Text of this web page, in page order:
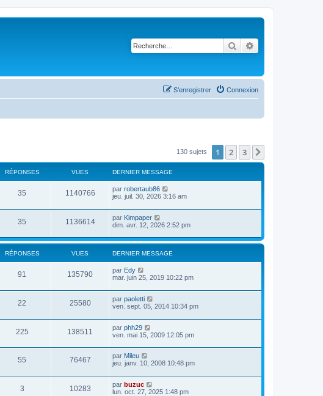
Rechercher
Connexion
S’enregistrer
130 sujets 1 2 3
RÉPONSES VUES DERNIER MESSAGE
35 1140766 par robertaub86
jeu. juil. 30, 2026 3:16 am
35 1136614 par Kimpaper
dim. avr. 12, 2026 2:52 pm
RÉPONSES VUES DERNIER MESSAGE
91 135790 par Edy
mar. juin 25, 2019 10:22 pm
22 25580 par paoletti
ven. sept. 05, 2014 10:34 pm
225 138511 par phh29
ven. mai 15, 2009 12:05 pm
55 76467 par Mileu
jeu. janv. 10, 2008 10:48 pm
3 10283 par buzuc
lun. oct. 27, 2025 1:48 pm